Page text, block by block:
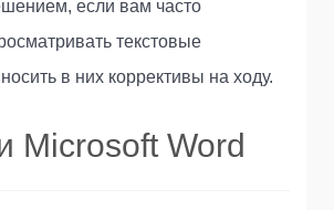
если вам часто
текстовые
в них коррективы на ходу.
Microsoft Word